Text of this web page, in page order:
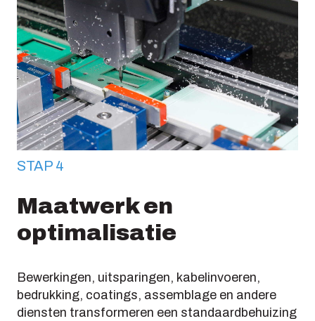
STAP 4
Maatwerk en
optimalisatie
Bewerkingen, uitsparingen, kabelinvoeren,
bedrukking, coatings, assemblage en andere
diensten transformeren een standaardbehuizing